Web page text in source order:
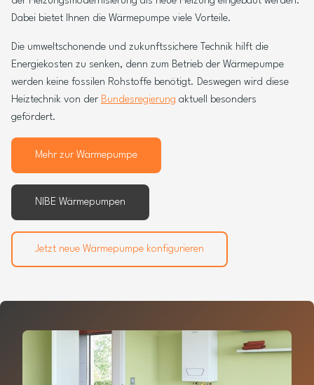
Dabei bietet Ihnen die Wärmepumpe viele Vorteile.
Die umweltschonende und zukunftssichere Technik hilft die
Energiekosten zu senken, denn zum Betrieb der Wärmepumpe
werden keine fossilen Rohstoffe benötigt. Deswegen wird diese
Heiztechnik von der Bundesregierung aktuell besonders
gefördert.
Mehr zur Wärmepumpe
NIBE Wärmepumpen
Jetzt neue Wärmepumpe konfigurieren